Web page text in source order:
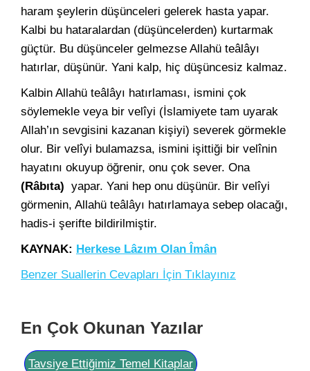
haram şeylerin düşünceleri gelerek hasta yapar.
Kalbi bu hataralardan (düşüncelerden) kurtarmak
güçtür. Bu düşünceler gelmezse Allahü teâlâyı
hatırlar, düşünür. Yani kalp, hiç düşüncesiz kalmaz.
Kalbin Allahü teâlâyı hatırlaması, ismini çok
söylemekle veya bir velîyi (İslamiyete tam uyarak
Allah’ın sevgisini kazanan kişiyi) severek görmekle
olur. Bir velîyi bulamazsa, ismini işittiği bir velînin
hayatını okuyup öğrenir, onu çok sever. Ona
(Râbıta) yapar. Yani hep onu düşünür. Bir velîyi
görmenin, Allahü teâlâyı hatırlamaya sebep olacağı,
hadis-i şerifte bildirilmiştir.
KAYNAK: Herkese Lâzım Olan Îmân
Benzer Suallerin Cevapları İçin Tıklayınız
En Çok Okunan Yazılar
Tavsiye Ettiğimiz Temel Kitaplar